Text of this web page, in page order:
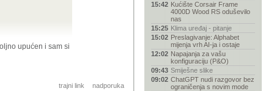
su radili
upućen i sam si
trajni link nadporuka
15:42 Kućište Corsair Frame
4000D Wood RS oduševilo
nas
15:25 Klima uređaj - pitanje
15:02 Preslagivanje: Alphabet
mijenja vrh AI-ja i ostaje
12:02 Napajanja za vašu
konfiguraciju (P&O)
09:43 Smiješne slike
09:02 ChatGPT nudi razgovor bez
ograničenja s novim mode